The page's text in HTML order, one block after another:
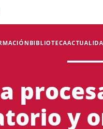
BIBLIOTECA
y